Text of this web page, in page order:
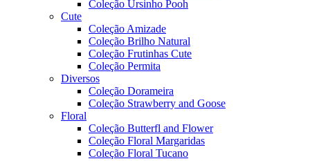
Coleção Ursinho Pooh
Cute
Coleção Amizade
Coleção Brilho Natural
Coleção Frutinhas Cute
Coleção Permita
Diversos
Coleção Dorameira
Coleção Strawberry and Goose
Floral
Coleção Butterfl and Flower
Coleção Floral Margaridas
Coleção Floral Tucano